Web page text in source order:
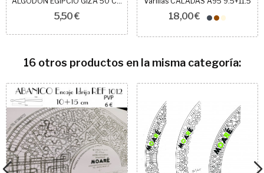
5,50 € 18,00 €
16 otros productos en la misma categoría: